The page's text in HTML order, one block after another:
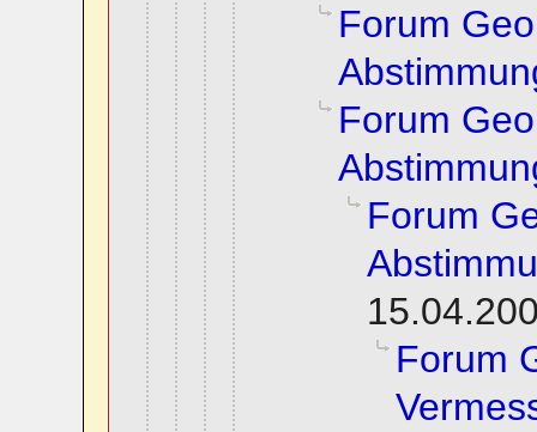
Forum
Forum
Forum
Forum